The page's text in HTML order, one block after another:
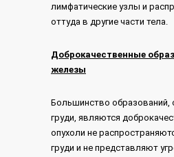
лимфатические узлы и
оттуда в другие части тела.
Доброкачественные
железы
Большинство образований,
груди, являются
опухоли не
груди и не представляют